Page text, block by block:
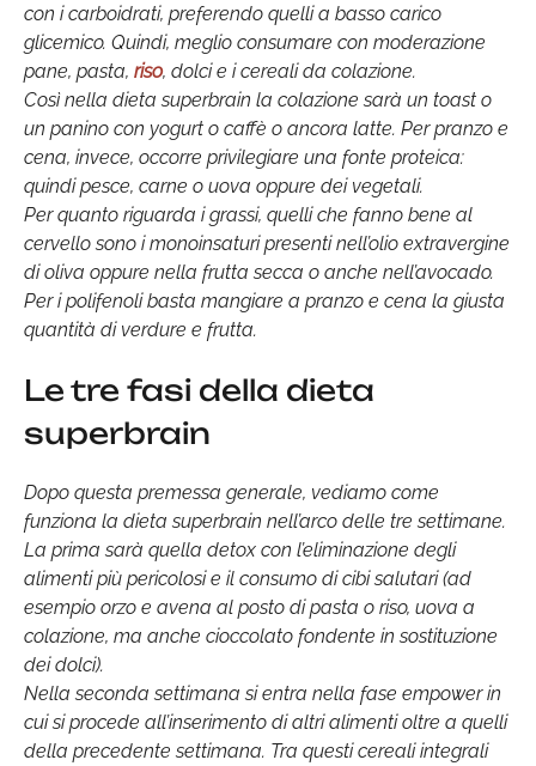
con i carboidrati, preferendo quelli a basso carico
glicemico. Quindi, meglio consumare con moderazione
pane, pasta, riso, dolci e i cereali da colazione.
Così nella dieta superbrain la colazione sarà un toast o
un panino con yogurt o caffè o ancora latte. Per pranzo e
cena, invece, occorre privilegiare una fonte proteica:
quindi pesce, carne o uova oppure dei vegetali.
Per quanto riguarda i grassi, quelli che fanno bene al
cervello sono i monoinsaturi presenti nell’olio extravergine
di oliva oppure nella frutta secca o anche nell’avocado.
Per i polifenoli basta mangiare a pranzo e cena la giusta
quantità di verdure e frutta.
Le tre fasi della dieta
superbrain
Dopo questa premessa generale, vediamo come
funziona la dieta superbrain nell’arco delle tre settimane.
La prima sarà quella detox con l’eliminazione degli
alimenti più pericolosi e il consumo di cibi salutari (ad
esempio orzo e avena al posto di pasta o riso, uova a
colazione, ma anche cioccolato fondente in sostituzione
dei dolci).
Nella seconda settimana si entra nella fase empower in
cui si procede all’inserimento di altri alimenti oltre a quelli
della precedente settimana. Tra questi cereali integrali